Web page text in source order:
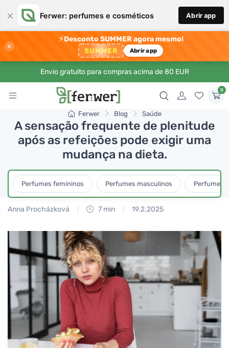
× Ferwer: perfumes e cosméticos Abrir app
×
⚡Desconto SUMMER agora mesmo!
SUMMER Abrir app
Envio gratuito para compras acima de 80 EUR
0
Ferwer Blog Saúde
A sensação frequente de plenitude
após as refeições pode exigir uma
mudança na dieta.
Perfumes femininos Perfumes masculinos Perfumes
Anna Procházková 7 min 19.2.2025